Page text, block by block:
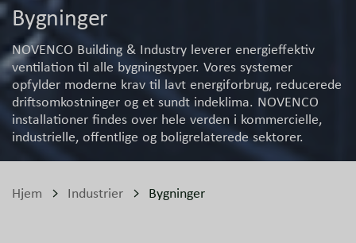
Bygninger
NOVENCO Building & Industry leverer energieffektiv
ventilation til alle bygningstyper. Vores systemer
opfylder moderne krav til lavt energiforbrug, reducerede
driftsomkostninger og et sundt indeklima. NOVENCO
installationer findes over hele verden i kommercielle,
industrielle, offentlige og boligrelaterede sektorer.
Hjem Industrier Bygninger